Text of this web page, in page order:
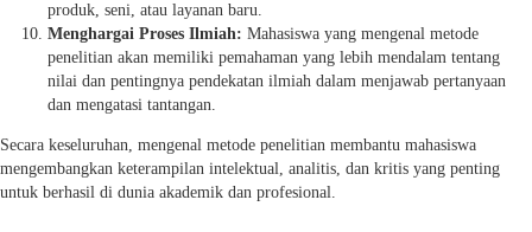
produk, seni, atau layanan baru.
Menghargai Proses Ilmiah: Mahasiswa yang mengenal metode
penelitian akan memiliki pemahaman yang lebih mendalam tentang
nilai dan pentingnya pendekatan ilmiah dalam menjawab pertanyaan
dan mengatasi tantangan.
Secara keseluruhan, mengenal metode penelitian membantu mahasiswa
mengembangkan keterampilan intelektual, analitis, dan kritis yang penting
untuk berhasil di dunia akademik dan profesional.